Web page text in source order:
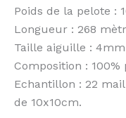
Poids de la pelote :
Longueur : 268
Taille aiguille : 4mm
Composition :
Echantillon : 22
de 10x10cm.